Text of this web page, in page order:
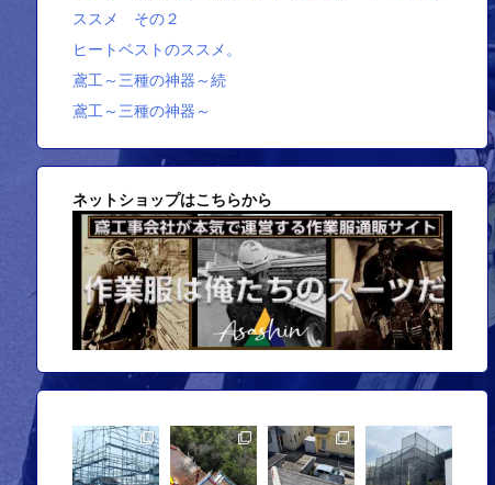
ススメ その２
ヒートベストのススメ。
鳶工～三種の神器～続
鳶工～三種の神器～
ネットショップはこちらから